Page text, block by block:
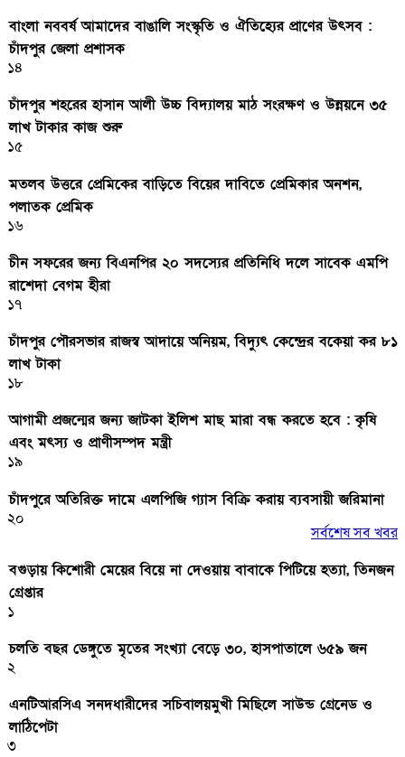
বাংলা নববর্ষ আমাদের বাঙালি সংস্কৃতি ও ঐতিহ্যের প্রাণের উৎসব :
চাঁদপুর জেলা প্রশাসক
১৪
চাঁদপুর শহরের হাসান আলী উচ্চ বিদ্যালয় মাঠ সংরক্ষণ ও উন্নয়নে ৩৫
লাখ টাকার কাজ শুরু
১৫
মতলব উত্তরে প্রেমিকের বাড়িতে বিয়ের দাবিতে প্রেমিকার অনশন,
পলাতক প্রেমিক
১৬
চীন সফরের জন্য বিএনপির ২০ সদস্যের প্রতিনিধি দলে সাবেক এমপি
রাশেদা বেগম হীরা
১৭
চাঁদপুর পৌরসভার রাজস্ব আদায়ে অনিয়ম, বিদ্যুৎ কেন্দ্রের বকেয়া কর ৮১
লাখ টাকা
১৮
আগামী প্রজন্মের জন্য জাটকা ইলিশ মাছ মারা বন্ধ করতে হবে : কৃষি
এবং মৎস্য ও প্রাণীসম্পদ মন্ত্রী
১৯
চাঁদপুরে অতিরিক্ত দামে এলপিজি গ্যাস বিক্রি করায় ব্যবসায়ী জরিমানা
২০
সর্বশেষ সব খবর
বগুড়ায় কিশোরী মেয়ের বিয়ে না দেওয়ায় বাবাকে পিটিয়ে হত্যা, তিনজন
গ্রেপ্তার
১
চলতি বছর ডেঙ্গুতে মৃতের সংখ্যা বেড়ে ৩০, হাসপাতালে ৬৫৯ জন
২
এনটিআরসিএ সনদধারীদের সচিবালয়মুখী মিছিলে সাউন্ড গ্রেনেড ও
লাঠিপেটা
৩